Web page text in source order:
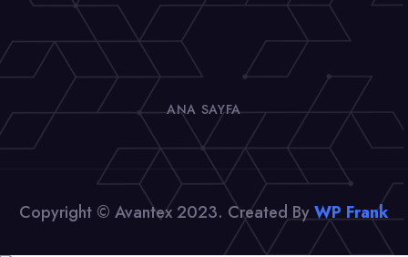
ANA SAYFA
Copyright © Avantex 2023. Created ByWP Frank